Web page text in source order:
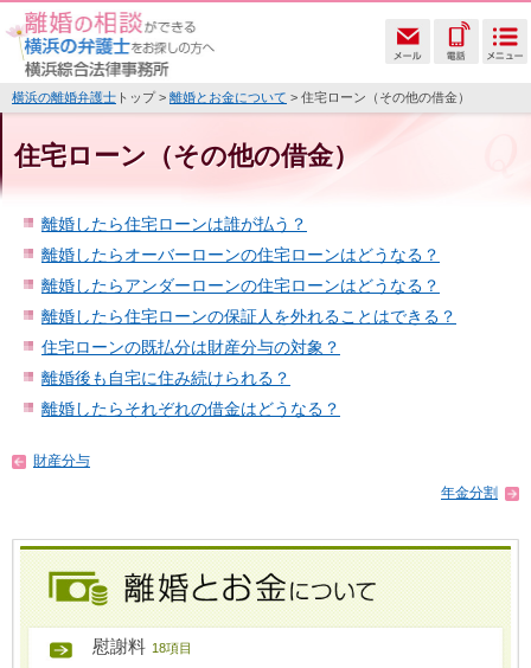
横浜の離婚弁護士 トップ > 離婚とお金について > 住宅ローン（その他の借金）
住宅ローン（その他の借金）
離婚したら住宅ローンは誰が払う？
離婚したらオーバーローンの住宅ローンはどうなる？
離婚したらアンダーローンの住宅ローンはどうなる？
離婚したら住宅ローンの保証人を外れることはできる？
住宅ローンの既払分は財産分与の対象？
離婚後も自宅に住み続けられる？
離婚したらそれぞれの借金はどうなる？
財産分与
年金分割
慰謝料 18項目